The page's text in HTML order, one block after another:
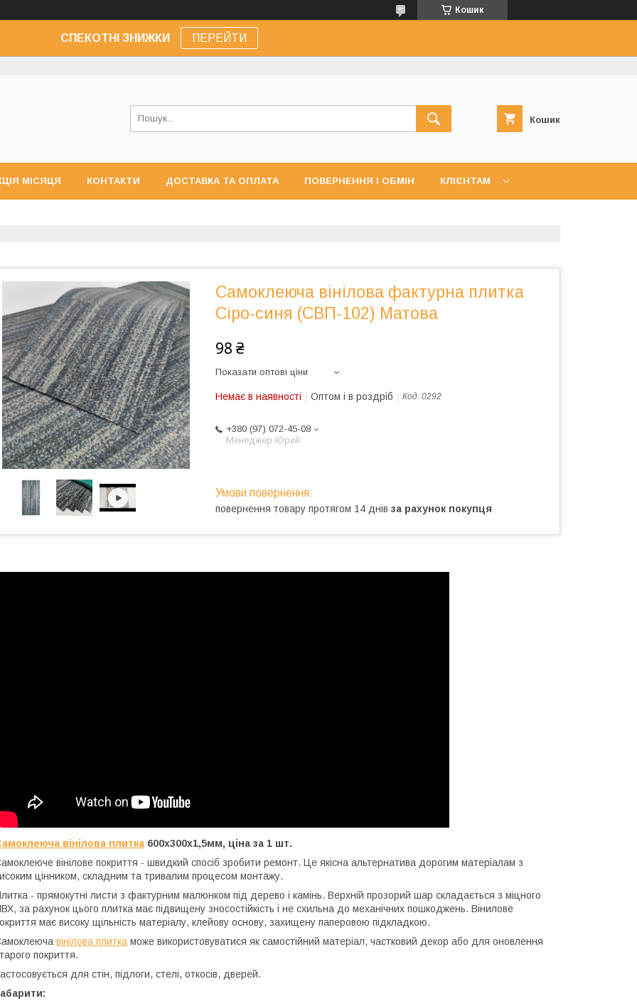
Кошик
СПЕКОТНІ ЗНИЖКИ ПЕРЕЙТИ
Кошик
МІСЯЦЯ КОНТАКТИ ДОСТАВКА ТА ОПЛАТА ПОВЕРНЕННЯ І ОБМІН КЛІЄНТАМ
Самоклеюча вінілова фактурна плитка
Сіро-синя (СВП-102) Матова
98 ₴
Показати оптові ціни
Немає в наявності Оптом і в роздріб Код: 0292
+380 (97) 072-45-08
Менеджер Юрий
повернення товару протягом 14 днів за рахунок покупця
вінілова плитка 600х300х1,5мм, ціна за 1 шт.
вінілове покриття - швидкий спосіб зробити ремонт. Це якісна альтернатива дорогим матеріалам з
цінником, складним та тривалим процесом монтажу.
- прямокутні листи з фактурним малюнком під дерево і камінь. Верхній прозорий шар складається з міцного
за рахунок цього плитка має підвищену зносостійкість і не схильна до механічних пошкоджень. Вінилове
має високу щільність матеріалу, клейову основу, захищену паперовою підкладкою.
вінілова плиткаможе використовуватися як самостійний матеріал, частковий декор або для оновлення
покриття.
для стін, підлоги, стелі, откосів, дверей.